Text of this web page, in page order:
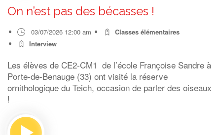
On n’est pas des bécasses !
03/07/2026 12:00 am
Classes élémentaires
Interview
Les élèves de CE2-CM1 de l’école Françoise Sandre à
Porte-de-Benauge (33) ont visité la réserve
ornithologique du Teich, occasion de parler des oiseaux
!